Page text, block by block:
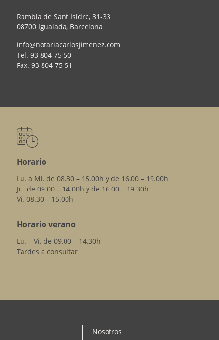
Rambla de Sant Isidre, 31-33
08700 Igualada, Barcelona
info@notariacarlosjimenez.com
Tel. 93 804 75 50
Fax. 93 804 75 51
Horario
Lu. a Mi. de 08.30 – 15.00h y de 16.00 – 19.00h
Ju. de 09.00 – 14.00h y de 16.00 – 19.30h
Vi. 08.30 – 15.00h
Horario verano
Lu. – Vi. de 09.00 – 14.30h
Tardes a consultar
Nosotros